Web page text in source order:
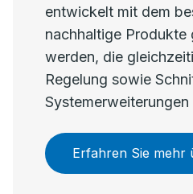
entwickelt mit dem
nachhaltige Produkte
werden, die
Regelung sowie
Systemerweiterungen
Erfahren Sie mehr